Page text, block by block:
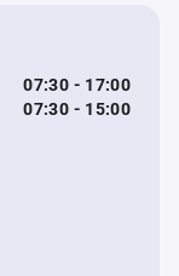
07:30 - 17:00
07:30 - 15:00